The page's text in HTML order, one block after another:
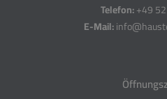
Telefon:+49
E-Mail: